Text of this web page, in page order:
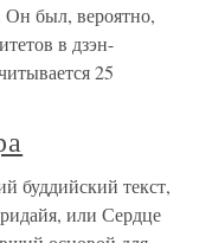
Он был, вероятно,
в дзэн-
25
буддийский текст,
или Сердце